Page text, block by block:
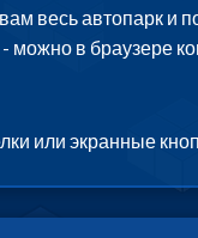
весь автопарк и
можно в браузере
или экранные